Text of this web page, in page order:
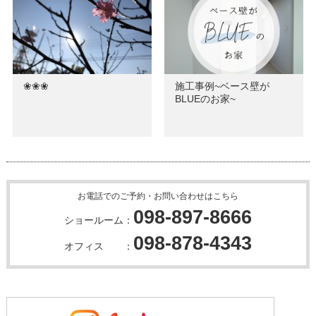
❀❀❀
施工事例~ベース壁が
BLUEのお家~
お電話でのご予約・お問い合わせはこちら
ショールーム： 098-897-8666
オフィス ： 098-878-4343